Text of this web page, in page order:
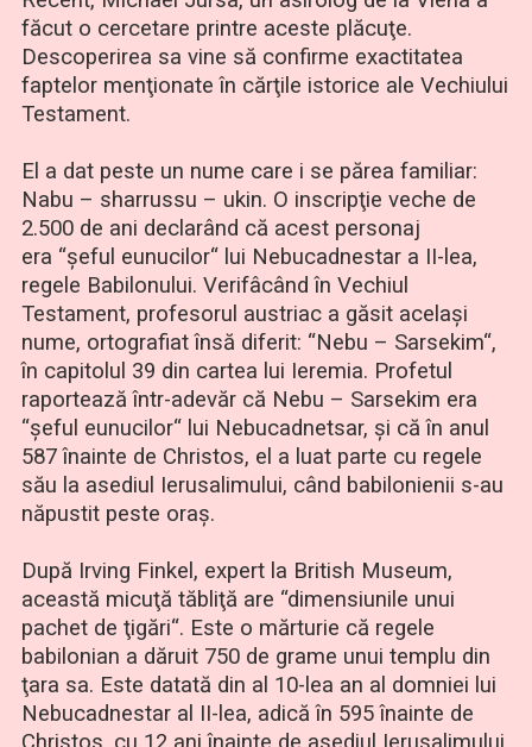
făcut o cercetare printre aceste plăcuţe.
Descoperirea sa vine să confirme exactitatea
faptelor menţionate în cărţile istorice ale Vechiului
Testament.
El a dat peste un nume care i se părea familiar:
Nabu – sharrussu – ukin. O inscripţie veche de
2.500 de ani declarând că acest personaj
era “şeful eunucilor“ lui Nebucadnestar a II-lea,
regele Babilonului. Verifâcând în Vechiul
Testament, profesorul austriac a găsit acelaşi
nume, ortografiat însă diferit: “Nebu – Sarsekim“,
în capitolul 39 din cartea lui Ieremia. Profetul
raportează într-adevăr că Nebu – Sarsekim era
“şeful eunucilor“ lui Nebucadnetsar, şi că în anul
587 înainte de Christos, el a luat parte cu regele
său la asediul Ierusalimului, când babilonienii s-au
năpustit peste oraş.
După Irving Finkel, expert la British Museum,
această micuţă tăbliţă are “dimensiunile unui
pachet de ţigări“. Este o mărturie că regele
babilonian a dăruit 750 de grame unui templu din
ţara sa. Este datată din al 10-lea an al domniei lui
Nebucadnestar al II-lea, adică în 595 înainte de